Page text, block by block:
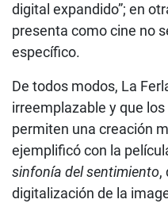
digital expandido”; en
presenta como cine no
específico.
De todos modos, La
irreemplazable y que
permiten una creación
ejemplificó con la
sinfonía del sentimiento,
digitalización de la